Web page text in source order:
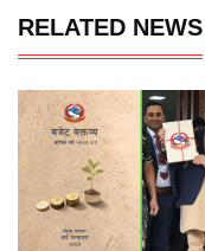
RELATED NEWS